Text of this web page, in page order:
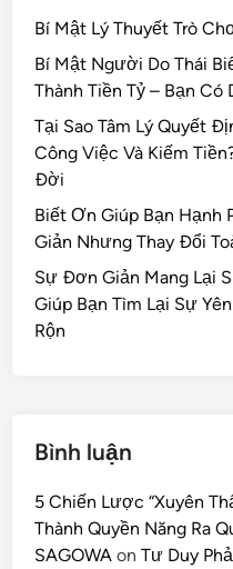
Bí Mật Lý Thuyết Trò
Bí Mật Người Do Thái
Thành Tiền Tỷ – Bạn Có
Tại Sao Tâm Lý Quyết
Công Việc Và Kiếm
Đời
Biết Ơn Giúp Bạn Hạnh
Giản Nhưng Thay Đổi
Sự Đơn Giản Mang Lại
Giúp Bạn Tìm Lại Sự
Rộn
Bình luận
5 Chiến Lược “Xuyên
Thành Quyền Năng Ra
SAGOWA onTư Duy